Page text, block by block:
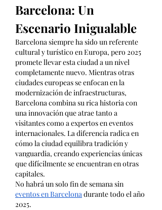
Barcelona: Un
Escenario Inigualable
Barcelona siempre ha sido un referente
cultural y turístico en Europa, pero 2025
promete llevar esta ciudad a un nivel
completamente nuevo. Mientras otras
ciudades europeas se enfocan en la
modernización de infraestructuras,
Barcelona combina su rica historia con
una innovación que atrae tanto a
visitantes como a expertos en eventos
internacionales. La diferencia radica en
cómo la ciudad equilibra tradición y
vanguardia, creando experiencias únicas
que difícilmente se encuentran en otras
capitales.
eventos en Barcelona durante todo el año
2025.